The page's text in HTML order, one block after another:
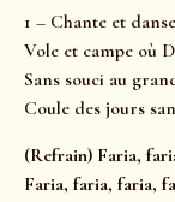
1 – Chante et
Vole et campe où
Sans souci au
Coule des jours
(Refrain) Faria,
Faria, faria, faria,